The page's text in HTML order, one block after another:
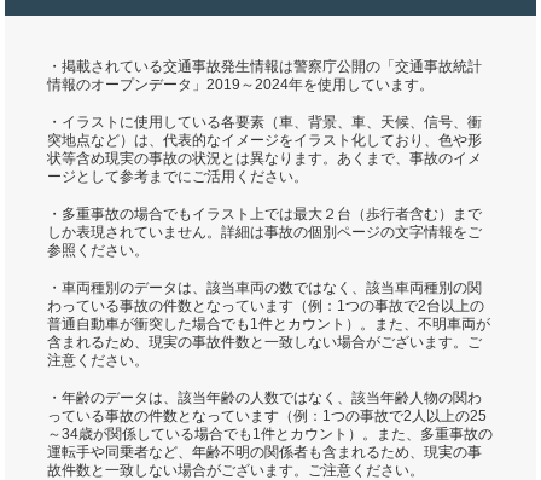
・掲載されている交通事故発生情報は警察庁公開の「交通事故統計
情報のオープンデータ」2019～2024年を使用しています。
・イラストに使用している各要素（車、背景、車、天候、信号、衝
突地点など）は、代表的なイメージをイラスト化しており、色や形
状等含め現実の事故の状況とは異なります。あくまで、事故のイメ
ージとして参考までにご活用ください。
・多重事故の場合でもイラスト上では最大２台（歩行者含む）まで
しか表現されていません。詳細は事故の個別ページの文字情報をご
参照ください。
・車両種別のデータは、該当車両の数ではなく、該当車両種別の関
わっている事故の件数となっています（例：1つの事故で2台以上の
普通自動車が衝突した場合でも1件とカウント）。また、不明車両が
含まれるため、現実の事故件数と一致しない場合がございます。ご
注意ください。
・年齢のデータは、該当年齢の人数ではなく、該当年齢人物の関わ
っている事故の件数となっています（例：1つの事故で2人以上の25
～34歳が関係している場合でも1件とカウント）。また、多重事故の
運転手や同乗者など、年齢不明の関係者も含まれるため、現実の事
故件数と一致しない場合がございます。ご注意ください。